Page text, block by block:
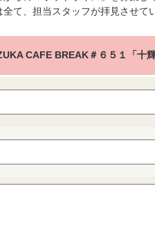
て、担当スタッフが拝見させて
CAFE BREAK＃６５１「十輝